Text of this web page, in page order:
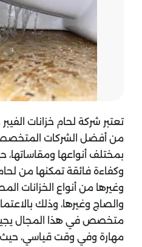
تعتبر شركة لحام خزانات
من أفضل الشركات
بمختلف أنواعها
وكفاءة فائقة تمكنها من
وغيرها من أنواع الخزانات
والصاج وغيرها، وذلك
متخصص في هذا المجال يجيد
مهارة وفي وقت قياسي، حيث